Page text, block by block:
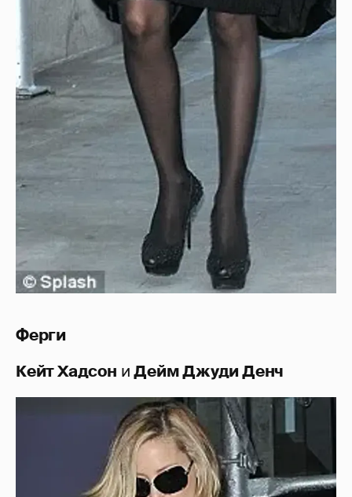
Ферги
Кейт Хадсон иДейм Джуди Денч